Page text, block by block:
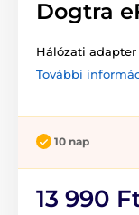
Dogtra
Hálózati
További
10 nap
13 990